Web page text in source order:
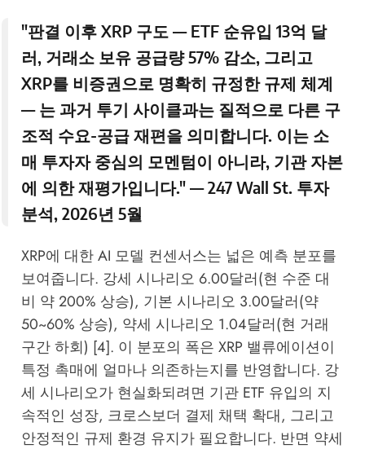
"판결 이후 XRP 구도 — ETF 순유입 13억 달
러, 거래소 보유 공급량 57% 감소, 그리고
XRP를 비증권으로 명확히 규정한 규제 체계
— 는 과거 투기 사이클과는 질적으로 다른 구
조적 수요-공급 재편을 의미합니다. 이는 소
매 투자자 중심의 모멘텀이 아니라, 기관 자본
에 의한 재평가입니다." —247 Wall St. 투자
분석, 2026년 5월
XRP에 대한 AI 모델 컨센서스는 넓은 예측 분포를
보여줍니다. 강세 시나리오 6.00달러(현 수준 대
비 약 200% 상승), 기본 시나리오 3.00달러(약
50~60% 상승), 약세 시나리오 1.04달러(현 거래
구간 하회) [4]. 이 분포의 폭은 XRP 밸류에이션이
특정 촉매에 얼마나 의존하는지를 반영합니다. 강
세 시나리오가 현실화되려면 기관 ETF 유입의 지
속적인 성장, 크로스보더 결제 채택 확대, 그리고
안정적인 규제 환경 유지가 필요합니다. 반면 약세